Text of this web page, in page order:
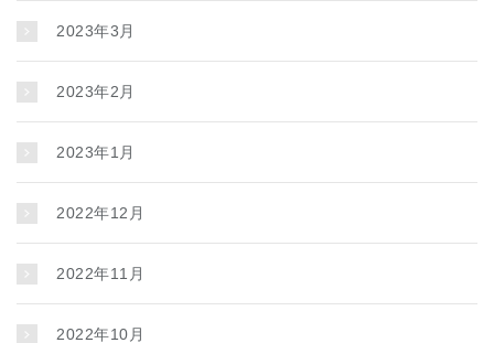
2023年3月
2023年2月
2023年1月
2022年12月
2022年11月
2022年10月